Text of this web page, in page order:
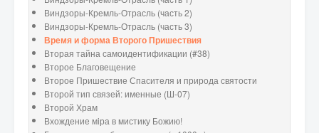
Виндзоры-Кремль-Отрасль (часть 2)
Виндзоры-Кремль-Отрасль (часть 3)
Время и форма Второго Пришествия
Вторая тайна самоидентификации (#38)
Второе Благовещение
Второе Пришествие Спасителя и природа святости
Второй тип связей: именные (Ш-07)
Второй Храм
Вхождение мiра в мистику Божию!